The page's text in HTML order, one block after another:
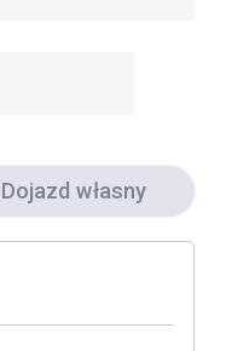
Dojazd własny